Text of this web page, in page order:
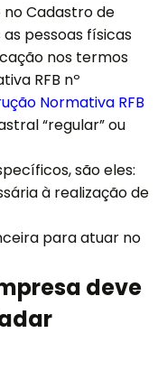
Cadastro de
as pessoas físicas
nos termos
RFB nº
Normativa RFB
“regular” ou
são eles:
à realização de
para atuar no
deve